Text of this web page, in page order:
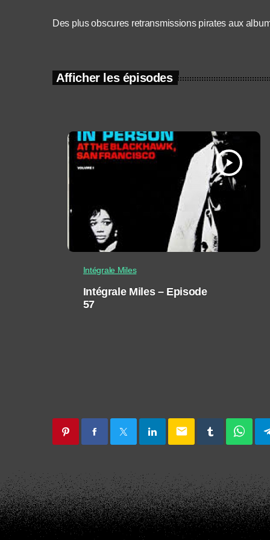
Des plus obscures retransmissions pirates aux
Afficher les épisodes
play_arrow
Intégrale Miles
Intégrale Miles – Episode
57
email